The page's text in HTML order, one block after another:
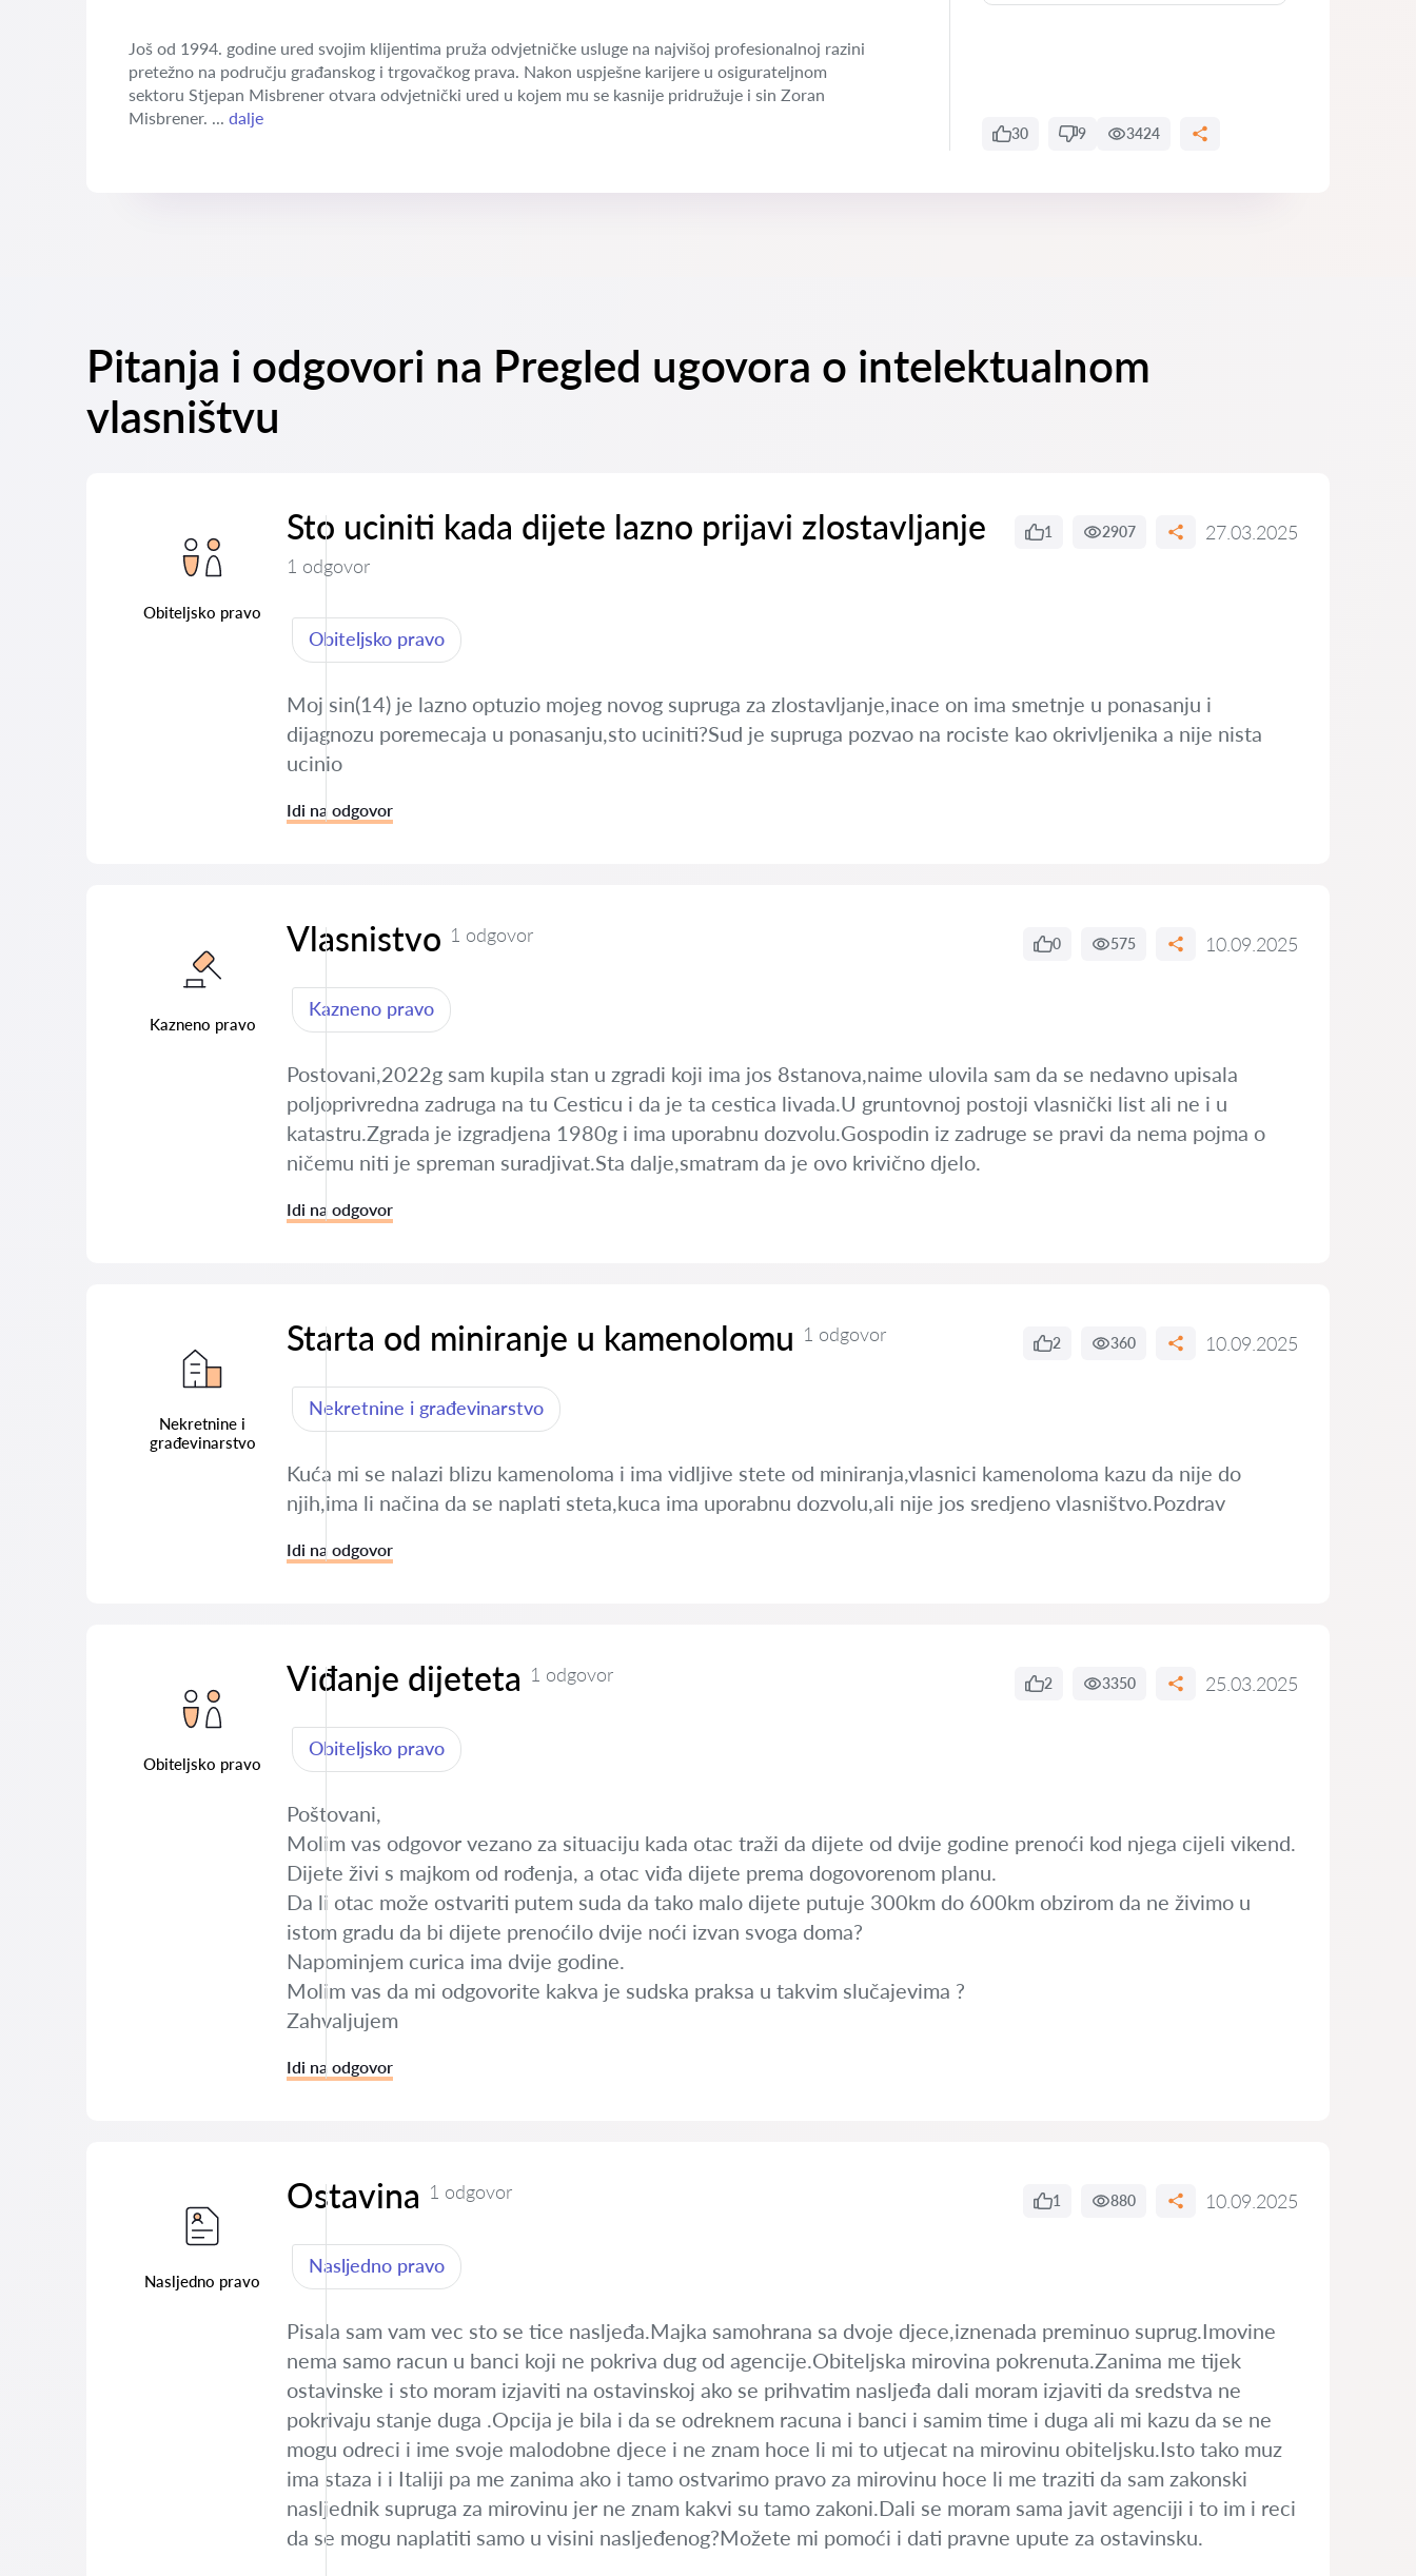
Još od 1994. godine ured svojim klijentima pruža odvjetničke usluge na najvišoj profesionalnoj razini
pretežno na području građanskog i trgovačkog prava. Nakon uspješne karijere u osigurateljnom
sektoru Stjepan Misbrener otvara odvjetnički ured u kojem mu se kasnije pridružuje i sin Zoran
Misbrener. ... dalje
30 9 3424
Pitanja i odgovori na Pregled ugovora o intelektualnom
vlasništvu
Obiteljsko pravo
Sto uciniti kada dijete lazno prijavi zlostavljanje
1 odgovor
1 2907 27.03.2025
Obiteljsko pravo
Moj sin(14) je lazno optuzio mojeg novog supruga za zlostavljanje,inace on ima smetnje u ponasanju i
dijagnozu poremecaja u ponasanju,sto uciniti?Sud je supruga pozvao na rociste kao okrivljenika a nije nista
ucinio
Idi na odgovor
Kazneno pravo
Vlasnistvo 1 odgovor 0 575 10.09.2025
Kazneno pravo
Postovani,2022g sam kupila stan u zgradi koji ima jos 8stanova,naime ulovila sam da se nedavno upisala
poljoprivredna zadruga na tu Cesticu i da je ta cestica livada.U gruntovnoj postoji vlasnički list ali ne i u
katastru.Zgrada je izgradjena 1980g i ima uporabnu dozvolu.Gospodin iz zadruge se pravi da nema pojma o
ničemu niti je spreman suradjivat.Sta dalje,smatram da je ovo krivično djelo.
Idi na odgovor
Nekretnine i
građevinarstvo
Starta od miniranje u kamenolomu 1 odgovor 2 360 10.09.2025
Nekretnine i građevinarstvo
Kuća mi se nalazi blizu kamenoloma i ima vidljive stete od miniranja,vlasnici kamenoloma kazu da nije do
njih,ima li načina da se naplati steta,kuca ima uporabnu dozvolu,ali nije jos sredjeno vlasništvo.Pozdrav
Idi na odgovor
Obiteljsko pravo
Viđanje dijeteta 1 odgovor 2 3350 25.03.2025
Obiteljsko pravo
Poštovani,
Molim vas odgovor vezano za situaciju kada otac traži da dijete od dvije godine prenoći kod njega cijeli vikend.
Dijete živi s majkom od rođenja, a otac viđa dijete prema dogovorenom planu.
Da li otac može ostvariti putem suda da tako malo dijete putuje 300km do 600km obzirom da ne živimo u
istom gradu da bi dijete prenoćilo dvije noći izvan svoga doma?
Napominjem curica ima dvije godine.
Molim vas da mi odgovorite kakva je sudska praksa u takvim slučajevima ?
Zahvaljujem
Idi na odgovor
Nasljedno pravo
Ostavina 1 odgovor 1 880 10.09.2025
Nasljedno pravo
Pisala sam vam vec sto se tice nasljeđa.Majka samohrana sa dvoje djece,iznenada preminuo suprug.Imovine
nema samo racun u banci koji ne pokriva dug od agencije.Obiteljska mirovina pokrenuta.Zanima me tijek
ostavinske i sto moram izjaviti na ostavinskoj ako se prihvatim nasljeđa dali moram izjaviti da sredstva ne
pokrivaju stanje duga .Opcija je bila i da se odreknem racuna i banci i samim time i duga ali mi kazu da se ne
mogu odreci i ime svoje malodobne djece i ne znam hoce li mi to utjecat na mirovinu obiteljsku.Isto tako muz
ima staza i i Italiji pa me zanima ako i tamo ostvarimo pravo za mirovinu hoce li me traziti da sam zakonski
nasljednik supruga za mirovinu jer ne znam kakvi su tamo zakoni.Dali se moram sama javit agenciji i to im i reci
da se mogu naplatiti samo u visini nasljeđenog?Možete mi pomoći i dati pravne upute za ostavinsku.